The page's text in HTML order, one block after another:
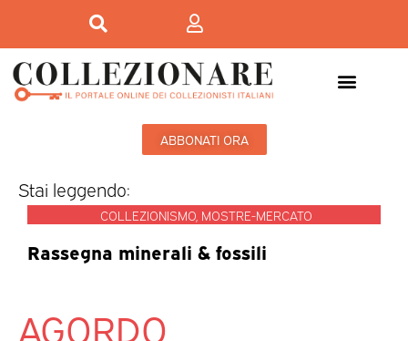
ABBONATI ORA
Stai leggendo:
COLLEZIONISMO MOSTRE-MERCATO
Rassegna minerali & fossili
AGORDO